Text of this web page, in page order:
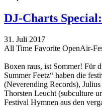
DJ-Charts
31. Juli 2017
All Time Favorite OpenAir-
Boxen raus, ist Sommer! Für
Summer Feetz“ haben die
(Neverending Records),
Thorsten Leucht (subculture
Festival Hymnen aus den